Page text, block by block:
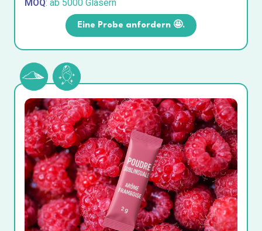
MOQ: ab 5000 Gläsern
Eine Probe anfordern 🤩.